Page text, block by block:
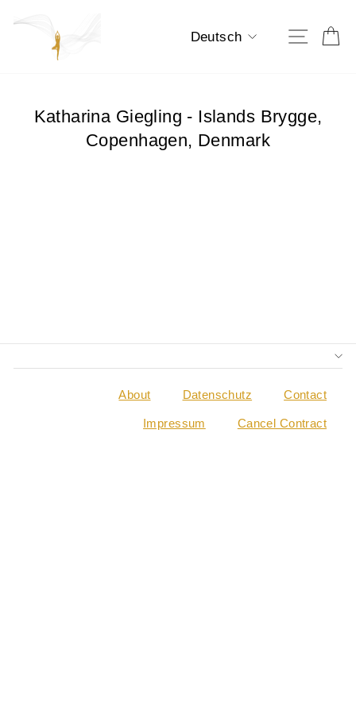
zum
Sprache
Deutsch
Katharina Giegling - Islands Brygge,
Copenhagen, Denmark
About Datenschutz Contact
Impressum Cancel Contract